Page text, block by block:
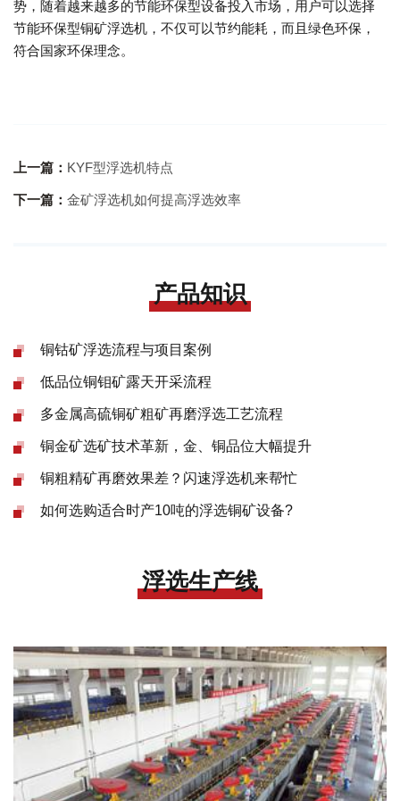
势，随着越来越多的节能环保型设备投入市场，用户可以选择
节能环保型铜矿浮选机，不仅可以节约能耗，而且绿色环保，
符合国家环保理念。
上一篇： KYF型浮选机特点
下一篇： 金矿浮选机如何提高浮选效率
产品知识
铜钴矿浮选流程与项目案例
低品位铜钼矿露天开采流程
多金属高硫铜矿粗矿再磨浮选工艺流程
铜金矿选矿技术革新，金、铜品位大幅提升
铜粗精矿再磨效果差？闪速浮选机来帮忙
如何选购适合时产10吨的浮选铜矿设备?
浮选生产线